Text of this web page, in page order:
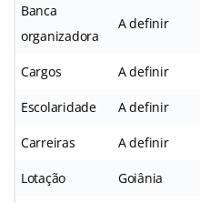
Banca
organizadora
A definir
Cargos A definir
Escolaridade A definir
Carreiras A definir
Lotação Goiânia